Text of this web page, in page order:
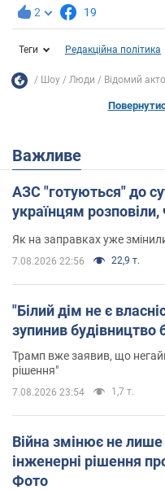
2 19
Теги Редакційна політика
Шоу Люди Відомий
Важливе
АЗС "готуються" до
українцям розповіли,
Як на заправках уже
7.08.2026 22:56 22,9 т.
"Білий дім не є
зупинив будівництво
Трамп вже заявив, що
рішення"
7.08.2026 23:54 1,7 т.
Війна змінює не
інженерні рішення
Фото